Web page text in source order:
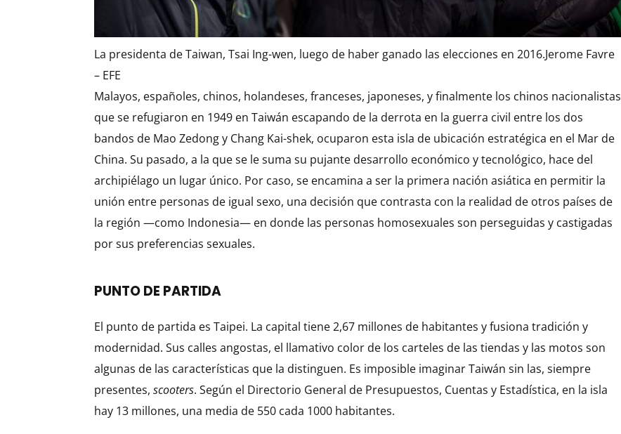
La presidenta de Taiwan, Tsai Ing-wen, luego de haber ganado las elecciones en 2016.Jerome Favre
– EFE
Malayos, españoles, chinos, holandeses, franceses, japoneses, y finalmente los chinos nacionalistas
que se refugiaron en 1949 en Taiwán escapando de la derrota en la guerra civil entre los dos
bandos de Mao Zedong y Chang Kai-shek, ocuparon esta isla de ubicación estratégica en el Mar de
China. Su pasado, a la que se le suma su pujante desarrollo económico y tecnológico, hace del
archipiélago un lugar único. Por caso, se encamina a ser la primera nación asiática en permitir la
unión entre personas de igual sexo, una decisión que contrasta con la realidad de otros países de
la región —como Indonesia— en donde las personas homosexuales son perseguidas y castigadas
por sus preferencias sexuales.
PUNTO DE PARTIDA
El punto de partida es Taipei. La capital tiene 2,67 millones de habitantes y fusiona tradición y
modernidad. Sus calles angostas, el llamativo color de los carteles de las tiendas y las motos son
algunas de las características que la distinguen. Es imposible imaginar Taiwán sin las, siempre
presentes,scooters. Según el Directorio General de Presupuestos, Cuentas y Estadística, en la isla
hay 13 millones, una media de 550 cada 1000 habitantes.